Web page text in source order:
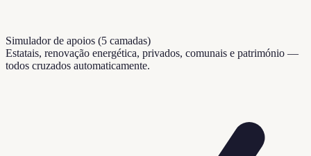
Simulador de apoios (5 camadas)
Estatais, renovação energética, privados, comunais e património —
todos cruzados automaticamente.